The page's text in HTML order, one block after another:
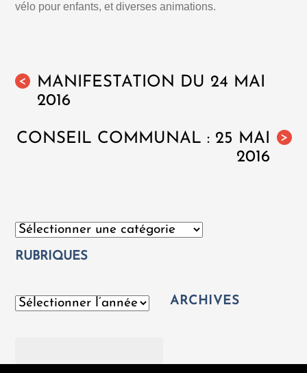
vélo pour enfants, et diverses animations.
<
MANIFESTATION DU 24 MAI
2016
>
CONSEIL COMMUNAL : 25 MAI
2016
Catégories
RUBRIQUES
Archives ARCHIVES